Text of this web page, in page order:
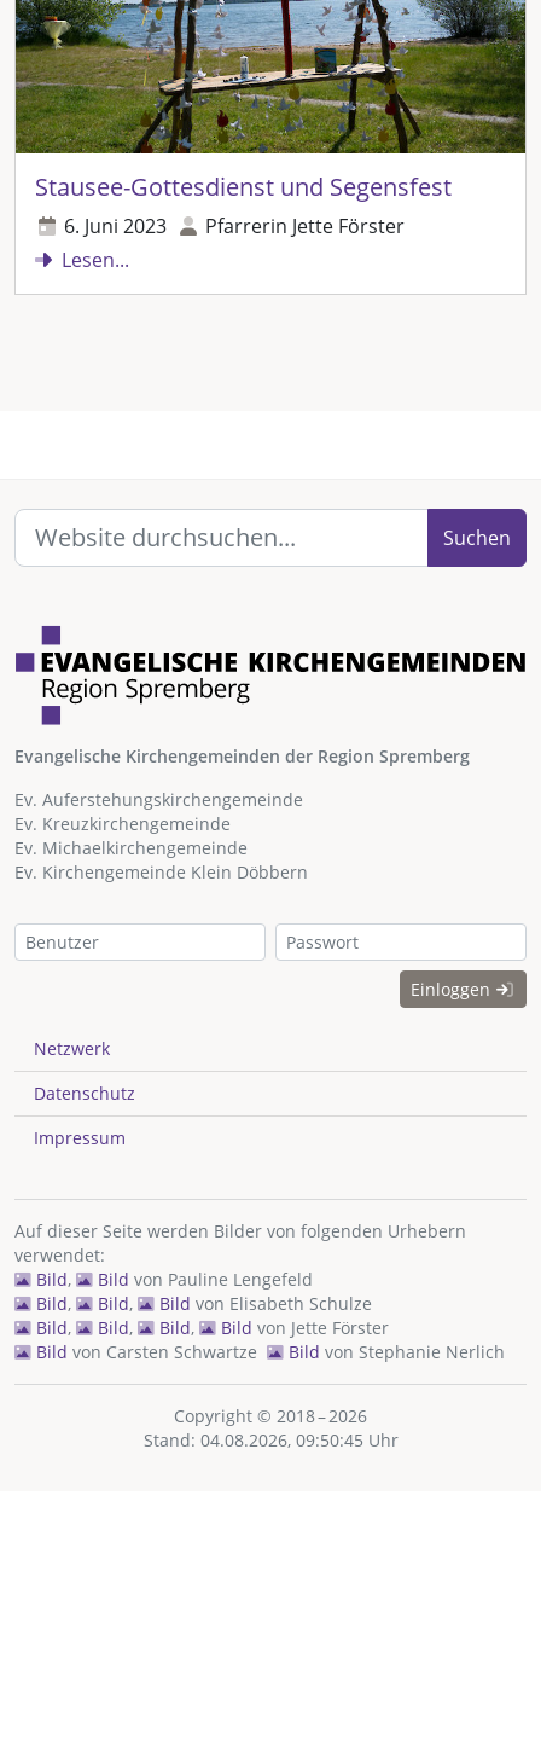
Stausee-Gottesdienst und Segensfest
6. Juni 2023
Pfarrerin Jette Förster
Lesen...
Suchen
Evangelische Kirchengemeinden der Region Spremberg
Ev. Auferstehungskirchengemeinde
Ev. Kreuzkirchengemeinde
Ev. Michaelkirchengemeinde
Ev. Kirchengemeinde Klein Döbbern
Einloggen
Netzwerk
Datenschutz
Impressum
Auf dieser Seite werden Bilder von folgenden Urhebern
verwendet:
Bild, Bild von Pauline Lengefeld
Bild, Bild, Bild von Elisabeth Schulze
Bild, Bild, Bild, Bild von Jette Förster
Bild von Carsten Schwartze Bild von Stephanie Nerlich
Copyright © 2018 – 2026
Stand: 04.08.2026, 09:50:45 Uhr